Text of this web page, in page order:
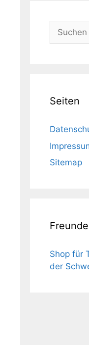
Suchen
nach:
Seiten
Sitemap
Shop für
der